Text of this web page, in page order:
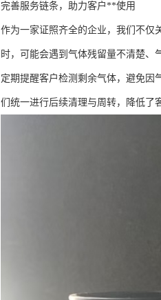
完善服务链条，助力客户**使用
作为一家证照齐全的企业，我们不仅
时，可能会遇到气体残留量不清楚
定期提醒客户检测剩余气体，避免因
们统一进行后续清理与周转，降低了